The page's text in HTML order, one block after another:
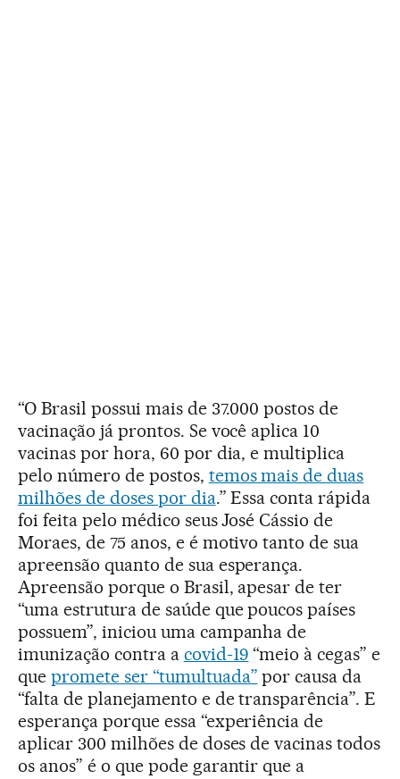
“O Brasil possui mais de 37.000 postos de
vacinação já prontos. Se você aplica 10
vacinas por hora, 60 por dia, e multiplica
pelo número de postos, temos mais de duas
milhões de doses por dia.” Essa conta rápida
foi feita pelo médico seus José Cássio de
Moraes, de 75 anos, e é motivo tanto de sua
apreensão quanto de sua esperança.
Apreensão porque o Brasil, apesar de ter
“uma estrutura de saúde que poucos países
possuem”, iniciou uma campanha de
imunização contra a covid-19 “meio à cegas” e
que promete ser “tumultuada” por causa da
“falta de planejamento e de transparência”. E
esperança porque essa “experiência de
aplicar 300 milhões de doses de vacinas todos
os anos” é o que pode garantir que a